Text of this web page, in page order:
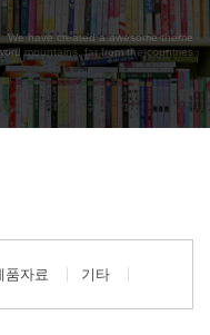
We have created a awesome theme
mountains, far from the countries
품자료 기타